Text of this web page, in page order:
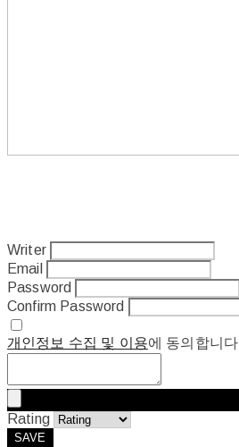
Writer
Email
Password
Confirm Password
개인정보 수집 및 이용에 동의합니
Rating
SAVE